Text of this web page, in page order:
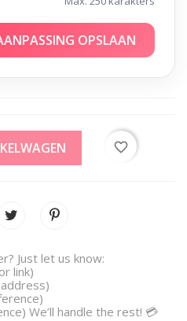
OPSLAAN
favorite_border
Just let us know:
link)
We’ll handle the rest! 💳